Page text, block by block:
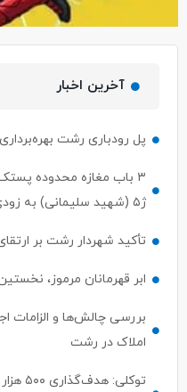
آخرین اخبار
پل رودباری رشت
۳ باب مغازه محدوده
ژ۵ (شهید سلیمانی) به زودی افتتاح می‌شود
تأکید شهردار رشت بر
ابر قهرمانان مرموز،
بررسی چالش‌ها و الزامات
املاک در رشت